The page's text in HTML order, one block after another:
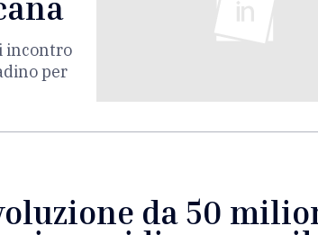
incontro
per
da 50